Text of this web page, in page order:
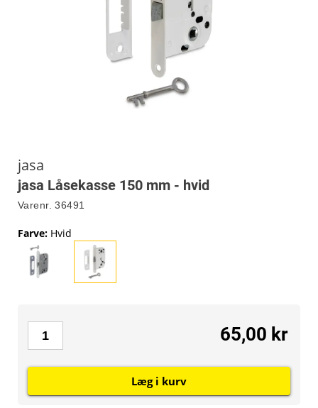
jasa
jasa Låsekasse 150 mm - hvid
Varenr. 36491
Farve: Hvid
65,00 kr
Læg i kurv